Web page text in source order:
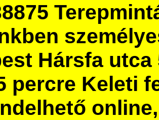
Hársfa utca
percre Keleti